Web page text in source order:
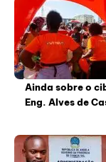
Ainda sobre o
Eng. Alves de